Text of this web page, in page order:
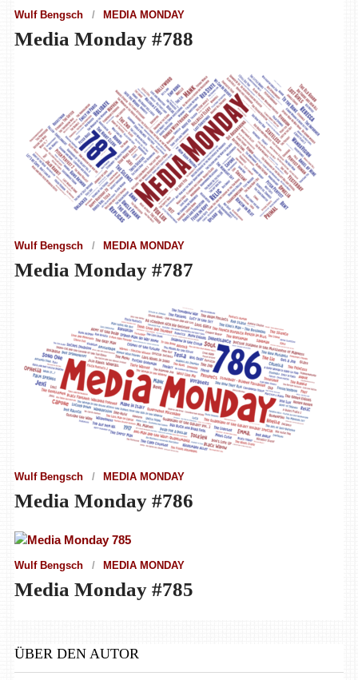
Wulf Bengsch MEDIA MONDAY
Media Monday #788
Wulf Bengsch MEDIA MONDAY
Media Monday #787
Wulf Bengsch MEDIA MONDAY
Media Monday #786
Wulf Bengsch MEDIA MONDAY
Media Monday #785
ÜBER DEN AUTOR